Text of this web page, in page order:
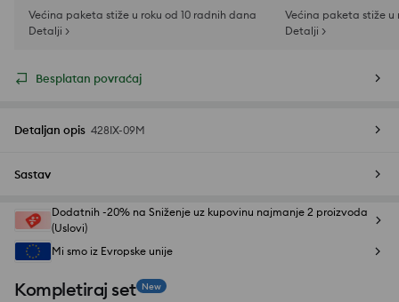
Većina paketa stiže u roku od 10 radnih dana
Detalji >
Većina paketa stiže u
Detalji >
Besplatan povraćaj
Detaljan opis 428IX-09M
Sastav
Dodatnih -20% na Sniženje uz kupovinu najmanje 2 proizvoda
(Uslovi)
Mi smo iz Evropske unije
Kompletiraj set New